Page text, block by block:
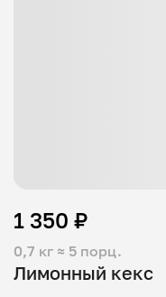
Лимонный кекс
0,7 кг ≈ 5 порц.
1 350 ₽